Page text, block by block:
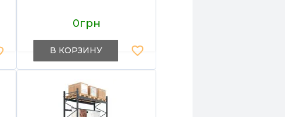
0грн
В КОРЗИНУ